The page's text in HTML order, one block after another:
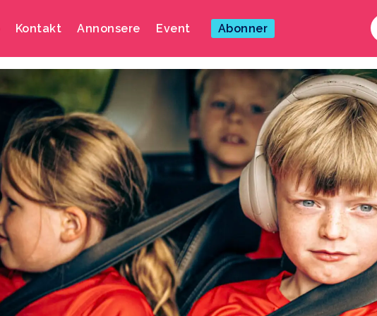
Kontakt Annonsere Event Abonner